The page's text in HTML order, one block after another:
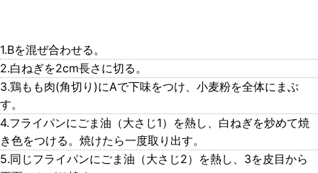
1.Bを混ぜ合わせる。
2.白ねぎを2cm長さに切る。
3.鶏もも肉(角切り)にAで下味をつけ、小麦粉を全体にまぶ
す。
4.フライパンにごま油（大さじ1）を熱し、白ねぎを炒めて焼
き色をつける。焼けたら一度取り出す。
5.同じフライパンにごま油（大さじ2）を熱し、3を皮目から